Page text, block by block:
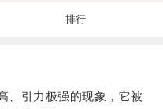
排行
引力极强的现象，它被